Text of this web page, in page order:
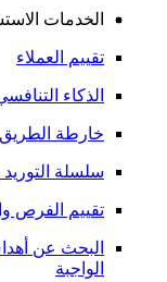
الخدمات
تقييم العملاء
الذكاء التنافسي
خارطة الطريق
سلسلة التوريد
تقييم الفرص
البحث عن أهداف
الواجبة